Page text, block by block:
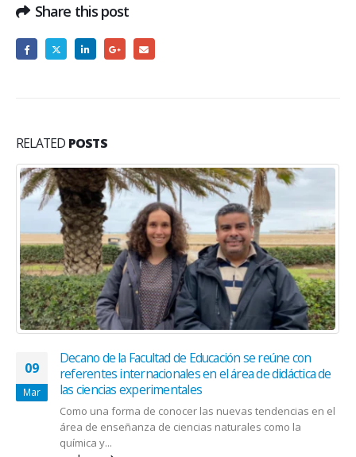
Share this post
RELATED POSTS
09
Mar
Decano de la Facultad de Educación se reúne con
referentes internacionales en el área de didáctica de
las ciencias experimentales
Como una forma de conocer las nuevas tendencias en el
área de enseñanza de ciencias naturales como la
química y...